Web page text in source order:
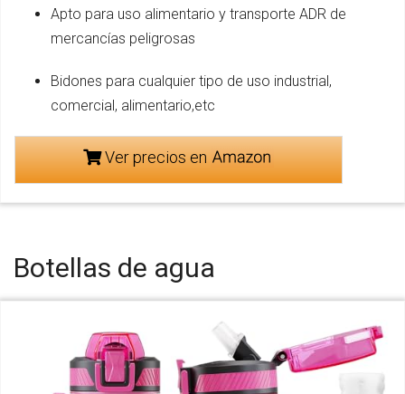
Apto para uso alimentario y transporte ADR de
mercancías peligrosas
Bidones para cualquier tipo de uso industrial,
comercial, alimentario,etc
Ver precios en
Botellas de agua